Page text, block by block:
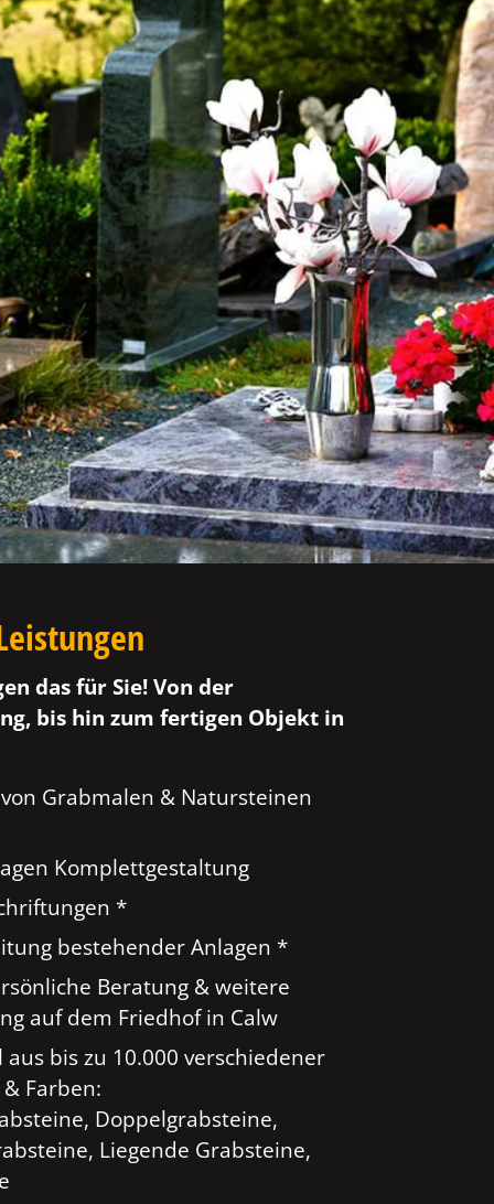
das für Sie! Von der
bis hin zum fertigen Objekt in
Grabmalen & Natursteinen
Komplettgestaltung
*
bestehender Anlagen *
Beratung & weitere
auf dem Friedhof in Calw
aus bis zu 10.000 verschiedener
Farben:
Doppelgrabsteine,
Liegende Grabsteine,